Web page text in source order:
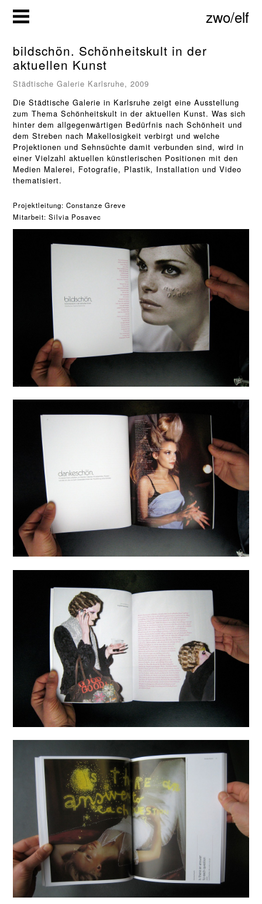
Zum
Inhalt
zwo/elf
bildschön. Schönheitskult in der
aktuellen Kunst
Städtische Galerie Karlsruhe, 2009
Die Städtische Galerie in Karlsruhe zeigt eine Ausstellung
zum Thema Schönheitskult in der aktuellen Kunst. Was sich
hinter dem allgegenwärtigen Bedürfnis nach Schönheit und
dem Streben nach Makellosigkeit verbirgt und welche
Projektionen und Sehnsüchte damit verbunden sind, wird in
einer Vielzahl aktuellen künstlerischen Positionen mit den
Medien Malerei, Fotografie, Plastik, Installation und Video
thematisiert.
Projektleitung: Constanze Greve